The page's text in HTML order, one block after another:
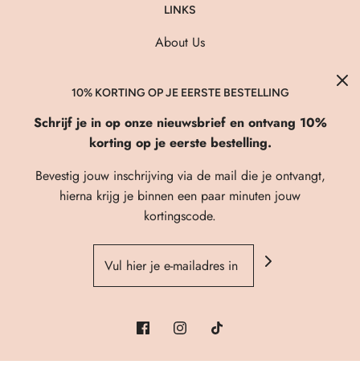
LINKS
About Us
FAQ
Privacybeleid
Algemene Voorwaarden
Contact
10% KORTING OP JE EERSTE BESTELLING
Schrijf je in op onze nieuwsbrief en ontvang 10%
korting op je eerste bestelling.
Bevestig jouw inschrijving via de mail die je ontvangt,
hierna krijg je binnen een paar minuten jouw
kortingscode.